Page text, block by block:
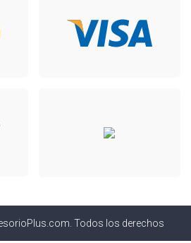
Todos los derechos